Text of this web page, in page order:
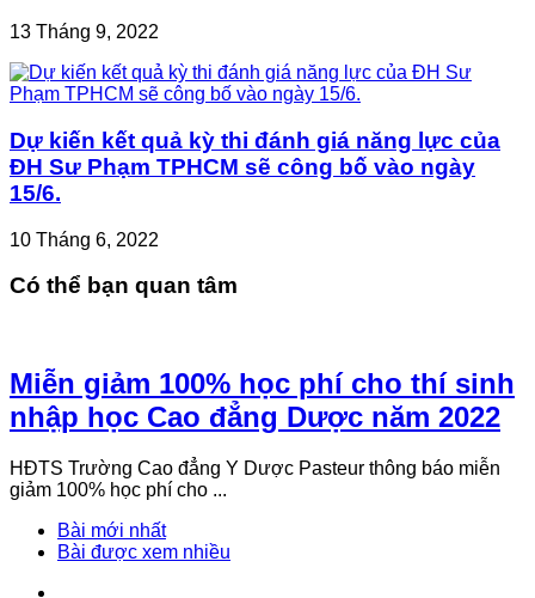
13 Tháng 9, 2022
Dự kiến kết quả kỳ thi đánh giá năng lực của
ĐH Sư Phạm TPHCM sẽ công bố vào ngày
15/6.
10 Tháng 6, 2022
Có thể bạn quan tâm
Miễn giảm 100% học phí cho thí sinh
nhập học Cao đẳng Dược năm 2022
HĐTS Trường Cao đẳng Y Dược Pasteur thông báo miễn
giảm 100% học phí cho ...
Bài mới nhất
Bài được xem nhiều